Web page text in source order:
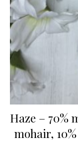
Haze – 70%
mohair,